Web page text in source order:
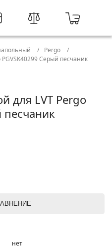
Pergo
Серый песчаник
для LVT Pergo
песчаник
нет